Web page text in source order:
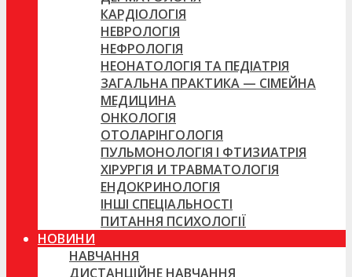
КАРДІОЛОГІЯ
НЕВРОЛОГІЯ
НЕФРОЛОГІЯ
НЕОНАТОЛОГІЯ ТА ПЕДІАТРІЯ
ЗАГАЛЬНА ПРАКТИКА — СІМЕЙНА
МЕДИЦИНА
ОНКОЛОГІЯ
ОТОЛАРІНГОЛОГІЯ
ПУЛЬМОНОЛОГІЯ І ФТИЗИАТРІЯ
ХІРУРГІЯ И ТРАВМАТОЛОГІЯ
ЕНДОКРИНОЛОГІЯ
ІНШІ СПЕЦІАЛЬНОСТІ
ПИТАННЯ ПСИХОЛОГІЇ
НОВИНИ
НАВЧАННЯ
ДИСТАНЦІЙНЕ НАВЧАННЯ